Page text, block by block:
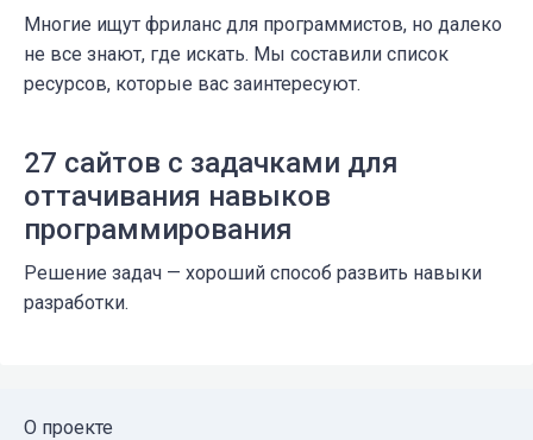
Многие ищут фриланс для программистов, но далеко
не все знают, где искать. Мы составили список
ресурсов, которые вас заинтересуют.
27 сайтов с задачками для
оттачивания навыков
программирования
Решение задач — хороший способ развить навыки
разработки.
О проекте